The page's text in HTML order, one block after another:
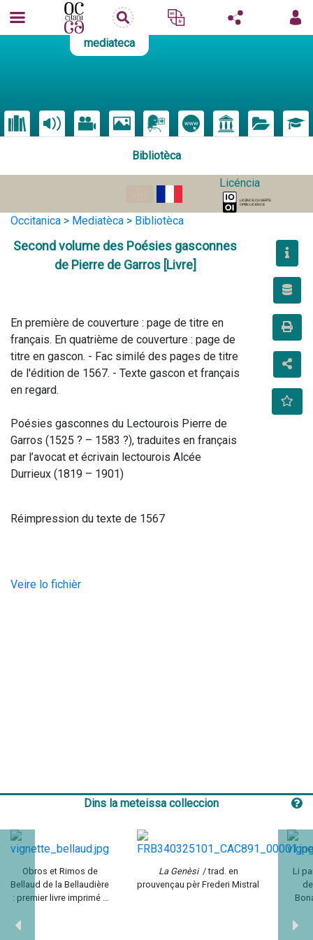
mediateca
Bibliotèca
Licéncia
Occitanica > Mediatèca > Bibliotèca
Second volume des Poésies gasconnes
de Pierre de Garros [Livre]
En première de couverture : page de titre en
français. En quatrième de couverture : page de
titre en gascon. - Fac similé des pages de
de l'édition de 1567. - Texte gascon et français
en regard.
Poésies gasconnes du Lectourois Pierre de
Garros (1525 ? – 1583 ?), traduites en français
par l’avocat et écrivain lectourois Alcée
Durrieux (1819 – 1901)
Réimpression du texte de 1567
Veire lo fichièr
Dins la meteissa colleccion
Obros et Rimos de
Bellaud de la Bellaudière
: premier livre imprimé à
La Genèsi / trad. en
prouvençau pèr Frederi Mistral
Li